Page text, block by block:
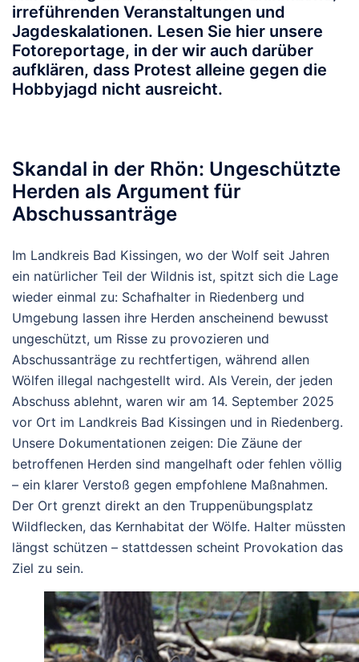
irreführenden Veranstaltungen und
Jagdeskalationen. Lesen Sie hier unsere
Fotoreportage, in der wir auch darüber
aufklären, dass Protest alleine gegen die
Hobbyjagd nicht ausreicht.
Skandal in der Rhön: Ungeschützte
Herden als Argument für
Abschussanträge
Im Landkreis Bad Kissingen, wo der Wolf seit Jahren
ein natürlicher Teil der Wildnis ist, spitzt sich die Lage
wieder einmal zu: Schafhalter in Riedenberg und
Umgebung lassen ihre Herden anscheinend bewusst
ungeschützt, um Risse zu provozieren und
Abschussanträge zu rechtfertigen, während allen
Wölfen illegal nachgestellt wird. Als Verein, der jeden
Abschuss ablehnt, waren wir am 14. September 2025
vor Ort im Landkreis Bad Kissingen und in Riedenberg.
Unsere Dokumentationen zeigen: Die Zäune der
betroffenen Herden sind mangelhaft oder fehlen völlig
– ein klarer Verstoß gegen empfohlene Maßnahmen.
Der Ort grenzt direkt an den Truppenübungsplatz
Wildflecken, das Kernhabitat der Wölfe. Halter müssten
längst schützen – stattdessen scheint Provokation das
Ziel zu sein.